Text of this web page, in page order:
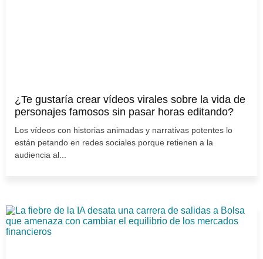
¿Te gustaría crear vídeos virales sobre la vida de
personajes famosos sin pasar horas editando?
Los vídeos con historias animadas y narrativas potentes lo
están petando en redes sociales porque retienen a la
audiencia al...